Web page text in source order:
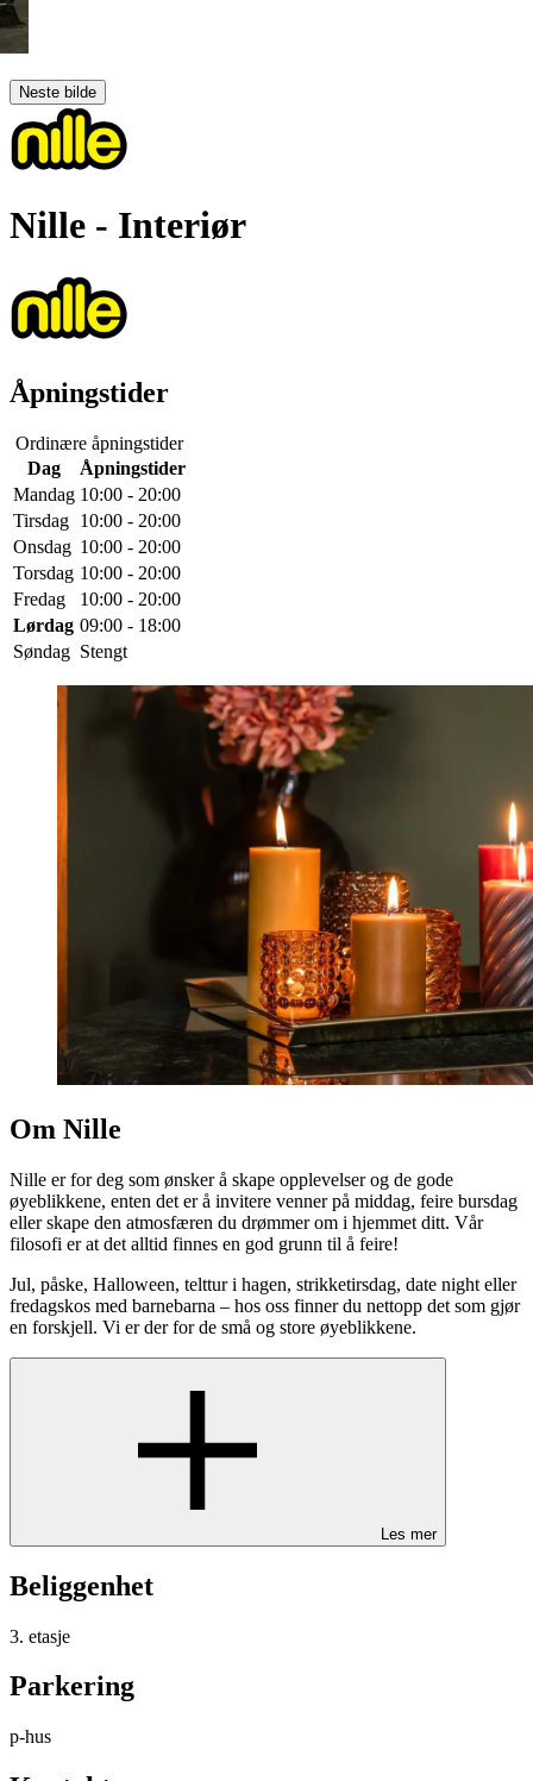
Neste bilde
Nille - Interiør
Åpningstider
Ordinære åpningstider
Dag
Åpningstider
Mandag 10:00 - 20:00
Tirsdag 10:00 - 20:00
Onsdag 10:00 - 20:00
Torsdag 10:00 - 20:00
Fredag
10:00 - 20:00
Lørdag 09:00 - 18:00
Søndag Stengt
Om Nille
Nille er for deg som ønsker å skape opplevelser og de gode
øyeblikkene, enten det er å invitere venner på middag, feire bursdag
eller skape den atmosfæren du drømmer om i hjemmet ditt. Vår
filosofi er at det alltid finnes en god grunn til å feire!
Jul, påske, Halloween, telttur i hagen, strikketirsdag, date night eller
fredagskos med barnebarna – hos oss finner du nettopp det som gjør
en forskjell. Vi er der for de små og store øyeblikkene.
Les mer
Beliggenhet
3. etasje
Parkering
p-hus